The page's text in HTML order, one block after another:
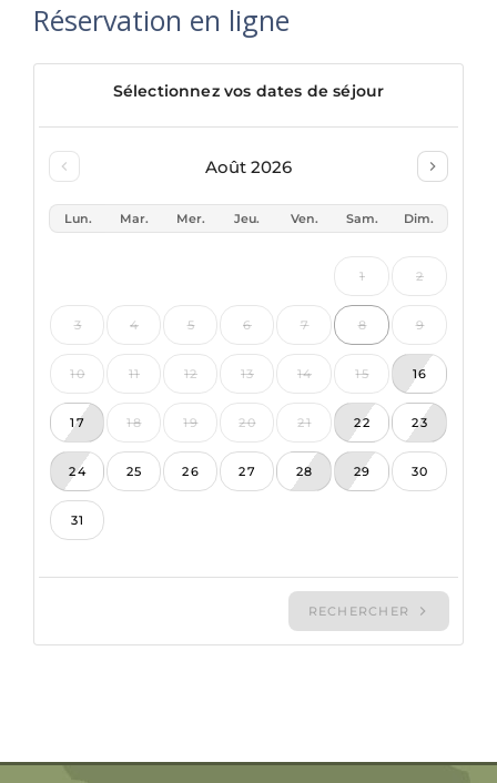
Réservation en ligne